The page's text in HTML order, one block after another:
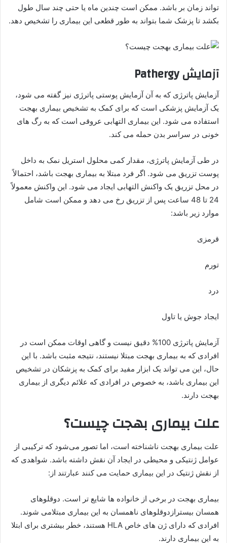
تواند زمان بر باشد. ممکن است چندین ماه یا حتی چند سال طول
بکشد تا پزشک شما بتواند به طور قطعی این بیماری را تشخیص دهد.
آزمایش Pathergy
آزمایش پاترژی که به آن آزمایش پوستی پاترژی نیز گفته می شود،
یک آزمایش پزشکی است که برای کمک به تشخیص بیماری بهجت
استفاده می شود. این بیماری التهابی عروقی است که به رگ های
خونی در سراسر بدن حمله می کند.
در طی آزمایش پاترژی، مقدار کمی محلول استریل نمک به داخل
پوست تزریق می شود. اگر فرد مبتلا به بیماری بهجت باشد، احتمالاً
در محل تزریق یک واکنش التهابی ایجاد می شود. این واکنش معمولاً
24 تا 48 ساعت پس از تزریق رخ می دهد و ممکن است شامل
موارد زیر باشد:
قرمزی
تورم
درد
ایجاد جوش یا تاول
آزمایش پاترژی 100% دقیق نیست و گاهی اوقات ممکن است در
افرادی که به بیماری بهجت مبتلا نیستند، نتیجه مثبت باشد. با این
حال، این می تواند یک ابزار مفید برای کمک به پزشکان در تشخیص
این بیماری باشد، به خصوص در افرادی که علائم دیگری از بیماری
بهجت دارند.
علت بیماری بهجت چیست؟
علت بیماری بهجت ناشناخته است، اما تصور می‌شود که ترکیبی از
عوامل ژنتیکی و محیطی در ایجاد آن نقش داشته باشد. شواهدی که
از نقش ژنتیک در این بیماری حمایت می کنند عبارتند از:
بیماری بهجت در برخی از خانواده ها شایع تر است. دوقلوهای
همسان بیسترازدوقلوهای ناهمسان به این بیماری مبتلامی شوند.
افرادی که دارای ژن های خاص HLA هستند، خطر بیشتری برای ابتلا
به این بیماری دارند.